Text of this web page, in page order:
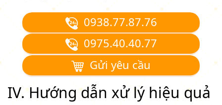
0938.77.87.76
0975.40.40.77
Gửi yêu cầu
IV. Hướng dẫn xử lý hiệu quả